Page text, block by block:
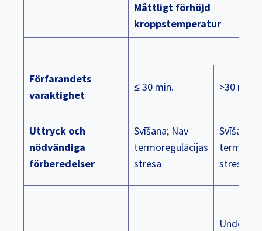
Måttligt förhöjd
kroppstemperatur
Förfarandets
varaktighet
≤ 30 min. >30 min.
Uttryck och
nödvändiga
förberedelser
Svīšana; Nav
termoregulācijas
stresa
Svīšana;
stresa
Under